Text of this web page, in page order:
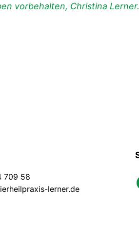
vorbehalten, Christina Lerner.
709 58
lerner.de